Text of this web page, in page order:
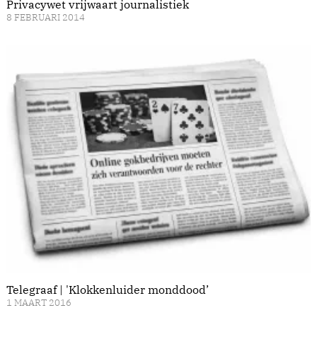
Privacywet vrijwaart journalistiek
8 FEBRUARI 2014
Telegraaf | 'Klokkenluider monddood’
1 MAART 2016